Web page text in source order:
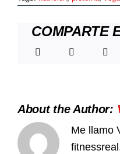
COMPARTE
About the Author:
Me llamo